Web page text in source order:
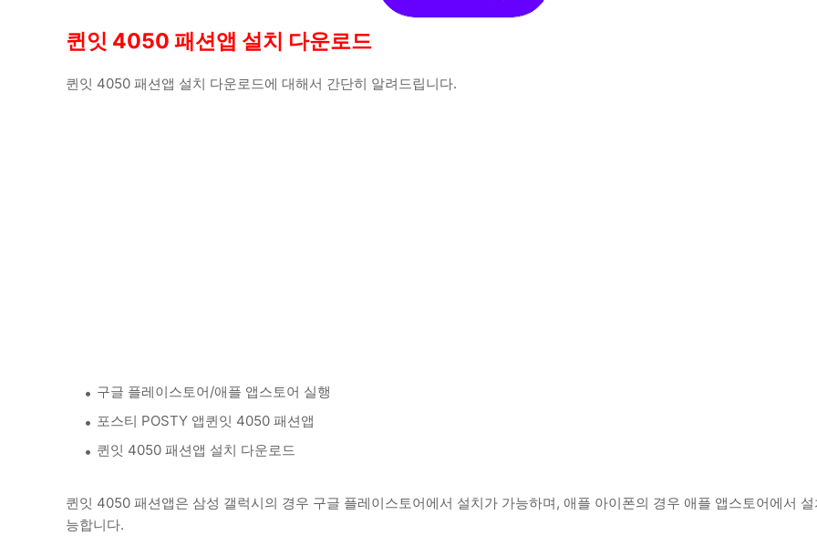
퀸잇 4050 패션앱 설치 다운로드
퀸잇 4050 패션앱 설치 다운로드에 대해서 간단히 알려드립니다.
구글 플레이스토어/애플 앱스토어 실행
포스티 POSTY 앱퀸잇 4050 패션앱
퀸잇 4050 패션앱 설치 다운로드
퀸잇 4050 패션앱은 삼성 갤럭시의 경우 구글 플레이스토어에서 설치가 가능하며, 애플 아이폰의 경우 애플 앱스토어에서
능합니다.